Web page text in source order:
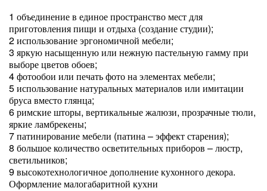
1 объединение в единое пространство мест для
приготовления пищи и отдыха (создание студии);
2 использование эргономичной мебели;
3 яркую насыщенную или нежную пастельную гамму при
выборе цветов обоев;
4 фотообои или печать фото на элементах мебели;
5 использование натуральных материалов или имитации
бруса вместо глянца;
6 римские шторы, вертикальные жалюзи, прозрачные тюли,
яркие ламбрекены;
7 патинирование мебели (патина – эффект старения);
8 большое количество осветительных приборов – люстр,
светильников;
9 высокотехнологичное дополнение кухонного декора.
Оформление малогабаритной кухни